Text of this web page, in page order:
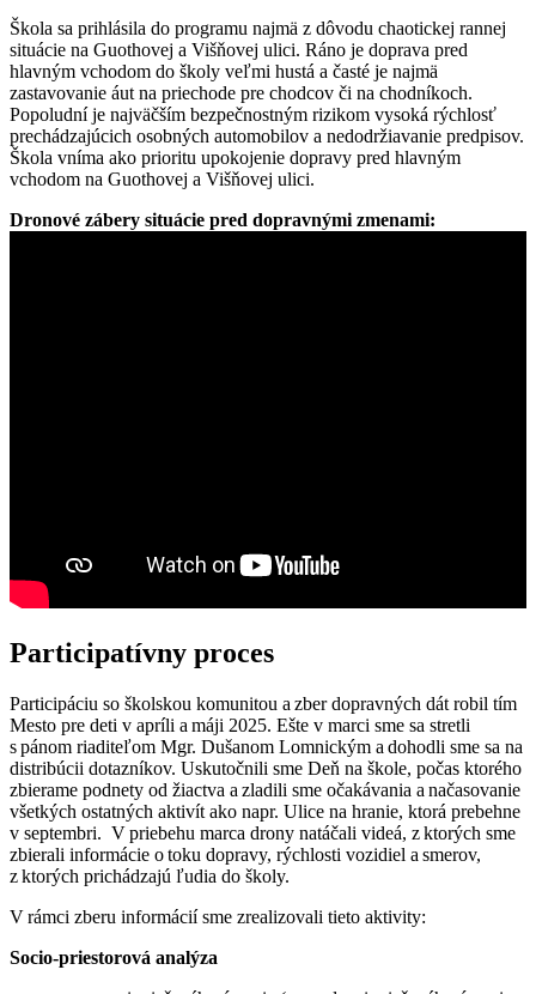
Škola sa prihlásila do programu najmä z dôvodu chaotickej rannej
situácie na Guothovej a Višňovej ulici. Ráno je doprava pred
hlavným vchodom do školy veľmi hustá a časté je najmä
zastavovanie áut na priechode pre chodcov či na chodníkoch.
Popoludní je najväčším bezpečnostným rizikom vysoká rýchlosť
prechádzajúcich osobných automobilov a nedodržiavanie predpisov.
Škola vníma ako prioritu upokojenie dopravy pred hlavným
vchodom na Guothovej a Višňovej ulici.
Dronové zábery situácie pred dopravnými zmenami:
Participatívny proces
Participáciu so školskou komunitou a zber dopravných dát robil tím
Mesto pre deti v apríli a máji 2025. Ešte v marci sme sa stretli
s pánom riaditeľom Mgr. Dušanom Lomnickým a dohodli sme sa na
distribúcii dotazníkov. Uskutočnili sme Deň na škole, počas ktorého
zbierame podnety od žiactva a zladili sme očakávania a načasovanie
všetkých ostatných aktivít ako napr. Ulice na hranie, ktorá prebehne
v septembri. V priebehu marca drony natáčali videá, z ktorých sme
zbierali informácie o toku dopravy, rýchlosti vozidiel a smerov,
z ktorých prichádzajú ľudia do školy.
V rámci zberu informácií sme zrealizovali tieto aktivity:
Socio-priestorová analýza